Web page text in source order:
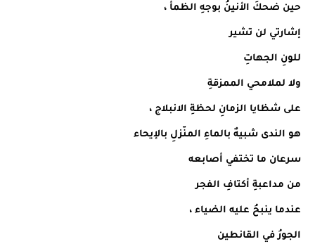
حين ضحكَ الأنينُ بوجهِ الظمأ ،
إشارتي لن تشير
للونِ الجهاتِ
ولا لملامحي الممزقةِ
على شظايا الزمانِ لحظةِ الانبلاج ،
هو الندى شبيهٌ بالماءِ المنّزلِ بالإيحاء
سرعان ما تختفي أصابعه
من مداعبةِ أكتافِ الفجر
عندما ينبحُ عليه الضياء ،
الجورُ في القانطين